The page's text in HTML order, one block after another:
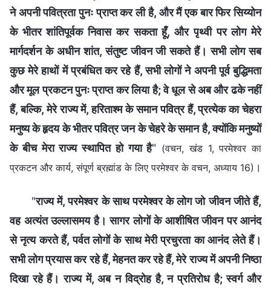
ने अपनी पवित्रता पुनः प्राप्त कर ली है, और मैं एक बार फिर सिय्योन
के भीतर शांतिपूर्वक निवास कर सकता हूँ, और पृथ्वी पर लोग मेरे
मार्गदर्शन के अधीन शांत, संतुष्ट जीवन जी सकते हैं। सभी लोग सब
कुछ मेरे हाथों में प्रबंधित कर रहे हैं, सभी लोगों ने अपनी पूर्व बुद्धिमता
और मूल प्रकटन पुनः प्राप्त कर लिया है; वे धूल से अब और ढके नहीं
हैं, बल्कि, मेरे राज्य में, हरिताश्म के समान पवित्र हैं, प्रत्येक का चेहरा
मनुष्य के हृदय के भीतर पवित्र जन के चेहरे के समान है, क्योंकि मनुष्यों
के बीच मेरा राज्य स्थापित हो गया है" (वचन, खंड 1, परमेश्वर का
प्रकटन और कार्य, संपूर्ण ब्रह्मांड के लिए परमेश्वर के वचन, अध्याय 16) ।
"राज्य में, परमेश्वर के साथ परमेश्वर के लोग जो जीवन जीते हैं,
वह अत्यंत उल्लासमय है। सागर लोगों के आशीषित जीवन पर आनंद
से नृत्य करते हैं, पर्वत लोगों के साथ मेरी प्रचुरता का आनंद लेते हैं।
सभी लोग प्रयास कर रहे हैं, मेहनत कर रहे हैं, मेरे राज्य में अपनी निष्ठा
दिखा रहे हैं। राज्य में, अब न विद्रोह है, न प्रतिरोध है; स्वर्ग और